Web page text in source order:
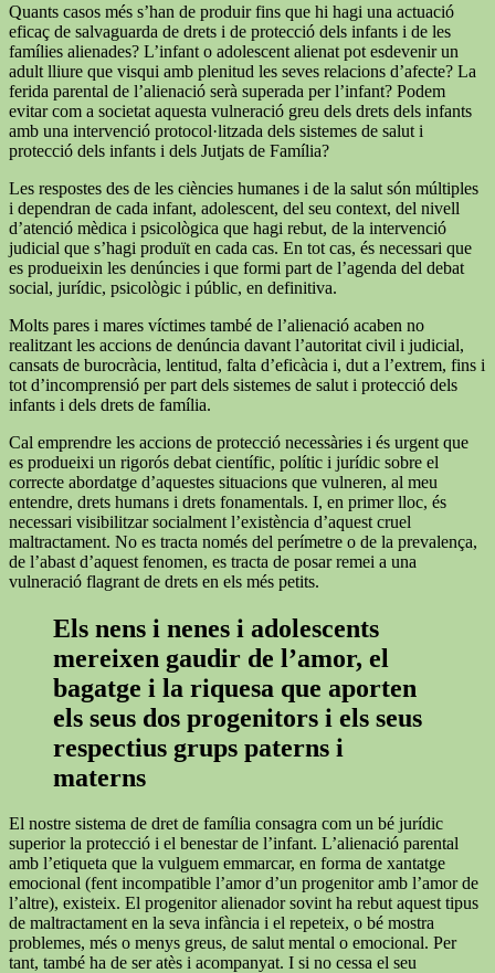
Quants casos més s’han de produir fins que hi hagi una actuació
eficaç de salvaguarda de drets i de protecció dels infants i de les
famílies alienades? L’infant o adolescent alienat pot esdevenir un
adult lliure que visqui amb plenitud les seves relacions d’afecte? La
ferida parental de l’alienació serà superada per l’infant? Podem
evitar com a societat aquesta vulneració greu dels drets dels infants
amb una intervenció protocol·litzada dels sistemes de salut i
protecció dels infants i dels Jutjats de Família?
Les respostes des de les ciències humanes i de la salut són múltiples
i dependran de cada infant, adolescent, del seu context, del nivell
d’atenció mèdica i psicològica que hagi rebut, de la intervenció
judicial que s’hagi produït en cada cas. En tot cas, és necessari que
es produeixin les denúncies i que formi part de l’agenda del debat
social, jurídic, psicològic i públic, en definitiva.
Molts pares i mares víctimes també de l’alienació acaben no
realitzant les accions de denúncia davant l’autoritat civil i judicial,
cansats de burocràcia, lentitud, falta d’eficàcia i, dut a l’extrem, fins i
tot d’incomprensió per part dels sistemes de salut i protecció dels
infants i dels drets de família.
Cal emprendre les accions de protecció necessàries i és urgent que
es produeixi un rigorós debat científic, polític i jurídic sobre el
correcte abordatge d’aquestes situacions que vulneren, al meu
entendre, drets humans i drets fonamentals. I, en primer lloc, és
necessari visibilitzar socialment l’existència d’aquest cruel
maltractament. No es tracta només del perímetre o de la prevalença,
de l’abast d’aquest fenomen, es tracta de posar remei a una
vulneració flagrant de drets en els més petits.
Els nens i nenes i adolescents
mereixen gaudir de l’amor, el
bagatge i la riquesa que aporten
els seus dos progenitors i els seus
respectius grups paterns i
materns
El nostre sistema de dret de família consagra com un bé jurídic
superior la protecció i el benestar de l’infant. L’alienació parental
amb l’etiqueta que la vulguem emmarcar, en forma de xantatge
emocional (fent incompatible l’amor d’un progenitor amb l’amor de
l’altre), existeix. El progenitor alienador sovint ha rebut aquest tipus
de maltractament en la seva infància i el repeteix, o bé mostra
problemes, més o menys greus, de salut mental o emocional. Per
tant, també ha de ser atès i acompanyat. I si no cessa el seu